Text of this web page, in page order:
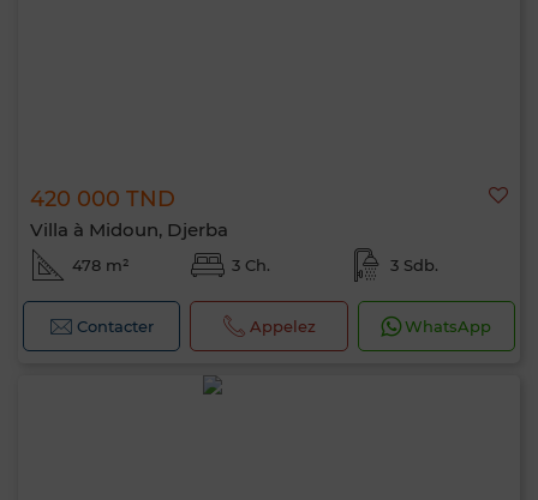
420 000 TND
Villa à Midoun, Djerba
478 m² 3 Ch. 3 Sdb.
Contacter Appelez WhatsApp